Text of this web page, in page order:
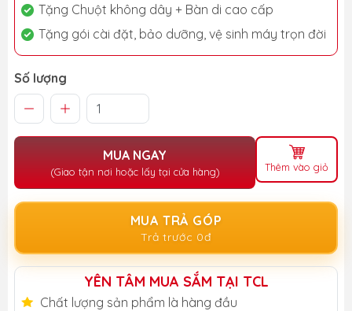
Tặng Chuột không dây + Bàn di cao cấp
Tặng gói cài đặt, bảo dưỡng, vệ sinh máy trọn đời
Số lượng
MUA NGAY
(Giao tận nơi hoặc lấy tại cửa hàng) Thêm vào giỏ
MUA TRẢ GÓP
Trả trước 0đ
YÊN TÂM MUA SẮM TẠI TCL
Chất lượng sản phẩm là hàng đầu